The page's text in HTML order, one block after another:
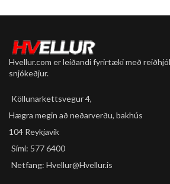
Hvellur.com er leiðandi fyrirtæki með
snjókeðjur.
Köllunarkettsvegur 4,
Hægra megin að neðarverðu, bakhús
104 Reykjavík
Sími: 577 6400
Netfang: Hvellur@Hvellur.is